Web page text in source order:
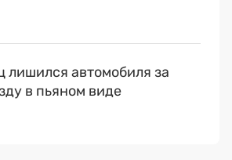
лишился автомобиля за
в пьяном виде